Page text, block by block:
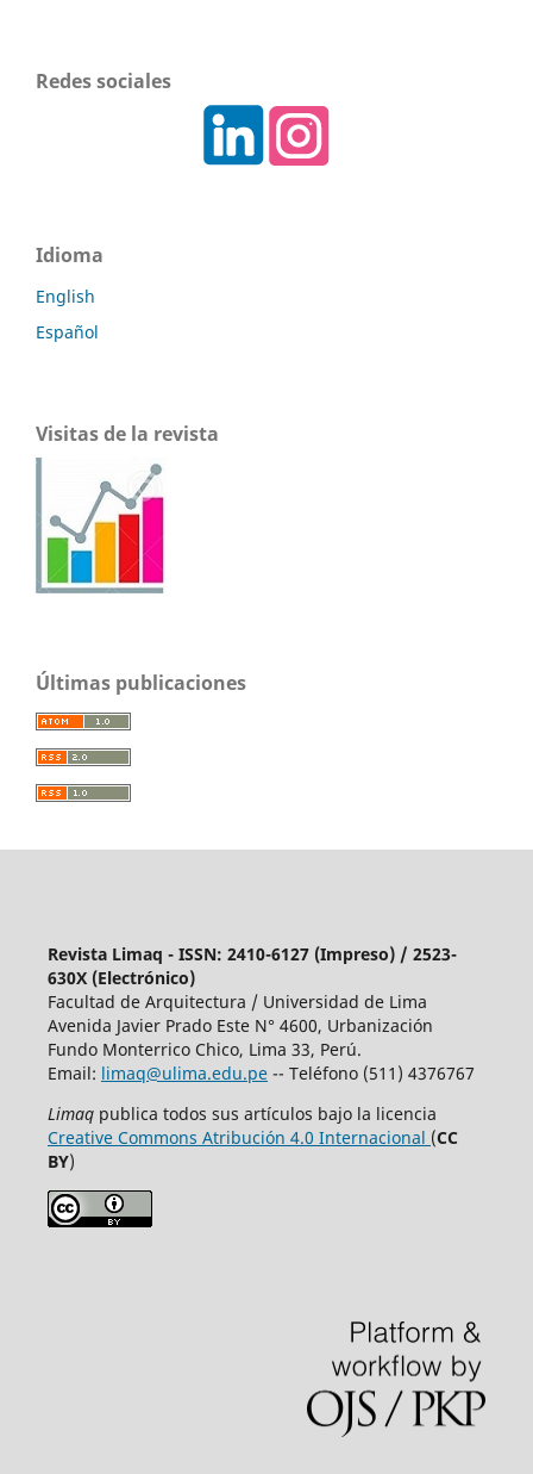
Redes sociales
Idioma
English
Español
Visitas de la revista
Últimas publicaciones
Revista Limaq - ISSN: 2410-6127 (Impreso) / 2523-
630X (Electrónico)
Facultad de Arquitectura / Universidad de Lima
Avenida Javier Prado Este N° 4600, Urbanización
Fundo Monterrico Chico, Lima 33, Perú.
Email: limaq@ulima.edu.pe-- Teléfono (511) 4376767
Limaq publica todos sus artículos bajo la licencia
Creative Commons Atribución 4.0 Internacional (CC
BY)